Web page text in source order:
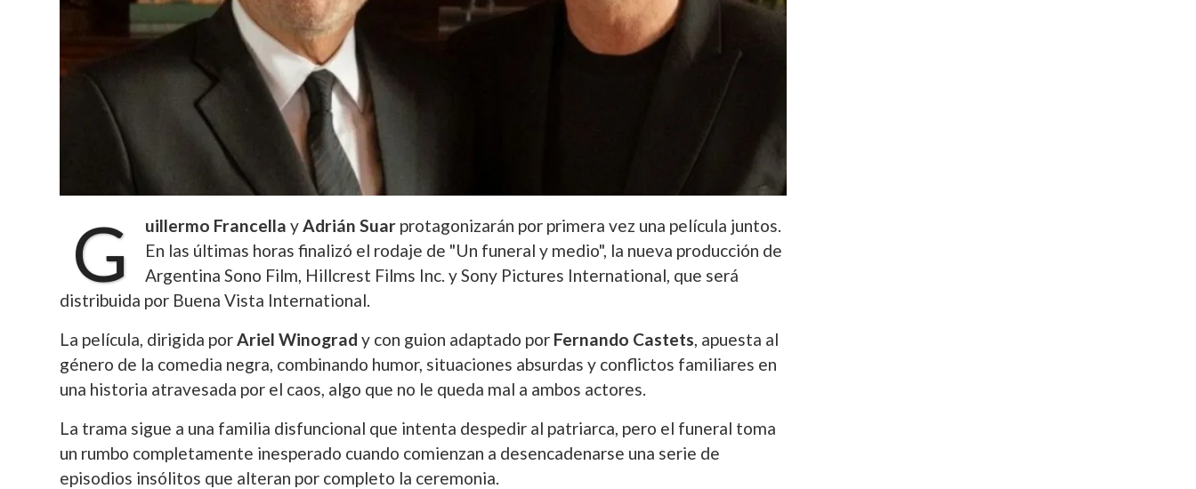
G uillermo Francella yAdrián Suar protagonizarán por primera vez una película juntos.
En las últimas horas finalizó el rodaje de "Un funeral y medio", la nueva producción de
Argentina Sono Film, Hillcrest Films Inc. y Sony Pictures International, que será
distribuida por Buena Vista International.
La película, dirigida porAriel Winograd y con guion adaptado por Fernando Castets, apuesta al
género de la comedia negra, combinando humor, situaciones absurdas y conflictos familiares en
una historia atravesada por el caos, algo que no le queda mal a ambos actores.
La trama sigue a una familia disfuncional que intenta despedir al patriarca, pero el funeral toma
un rumbo completamente inesperado cuando comienzan a desencadenarse una serie de
episodios insólitos que alteran por completo la ceremonia.